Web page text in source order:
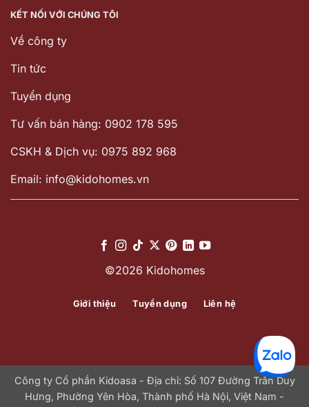
KẾT NỐI VỚI CHÚNG TÔI
Về công ty
Tin tức
Tuyển dụng
Tư vấn bán hàng: 0902 178 595
CSKH & Dịch vụ: 0975 892 968
Email: info@kidohomes.vn
©2026 Kidohomes
Giới thiệu Tuyển dụng Liên hệ
Công ty Cổ phần Kidoasa - Địa chỉ: Số 107 Đường Trần Duy
Hưng, Phường Yên Hòa, Thành phố Hà Nội, Việt Nam -